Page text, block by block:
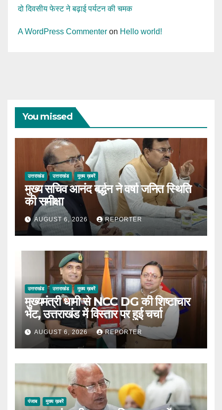
दो दिवसीय फेस्ट ने बढ़ाई पर्यटन की चमक
A WordPress Commenter on Hello world!
You missed
उत्तराखंड उत्तराखंड मुख्य ख़बरें
मुख्य सचिव आनंद बर्द्धन ने वर्षा जनित स्थिति
की समीक्षा
AUGUST 6, 2026 REPORTER
उत्तराखंड उत्तराखंड मुख्य ख़बरें
मुख्यमंत्री धामी से NCC DG की शिष्टाचार
भेंट, उत्तराखंड में विस्तार पर हुई चर्चा
AUGUST 6, 2026 REPORTER
पंजाब मुख्य ख़बरें